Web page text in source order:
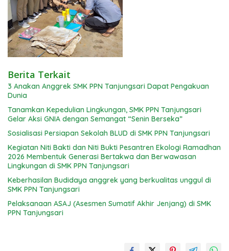
Berita Terkait
3 Anakan Anggrek SMK PPN Tanjungsari Dapat Pengakuan
Dunia
Tanamkan Kepedulian Lingkungan, SMK PPN Tanjungsari
Gelar Aksi GNIA dengan Semangat “Senin Berseka”
Sosialisasi Persiapan Sekolah BLUD di SMK PPN Tanjungsari
Kegiatan Niti Bakti dan Niti Bukti Pesantren Ekologi Ramadhan
2026 Membentuk Generasi Bertakwa dan Berwawasan
Lingkungan di SMK PPN Tanjungsari
Keberhasilan Budidaya anggrek yang berkualitas unggul di
SMK PPN Tanjungsari
Pelaksanaan ASAJ (Asesmen Sumatif Akhir Jenjang) di SMK
PPN Tanjungsari